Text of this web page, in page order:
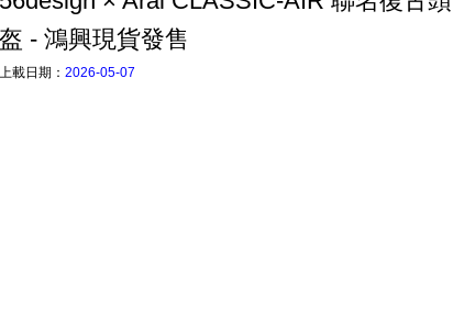
盔 - 鴻興現貨發售
上載日期： 2026-05-07